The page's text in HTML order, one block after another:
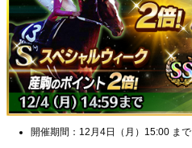
開催期間：12月4日（月）15:00 まで